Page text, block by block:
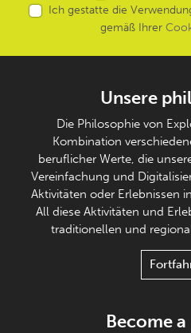
Ich gestatte die
gemäß Ihrer
Unsere
Die Philosophie von
Kombination
beruflicher Werte, die
Vereinfachung und
Aktivitäten oder Erlebnissen
All diese Aktivitäten und
traditionellen und
Become